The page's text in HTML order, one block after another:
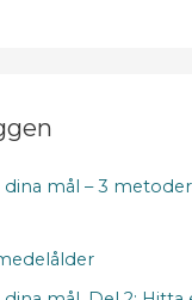
dina mål – 3